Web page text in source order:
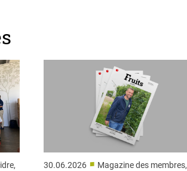
30.06.2026 ■ Magazine des membres,